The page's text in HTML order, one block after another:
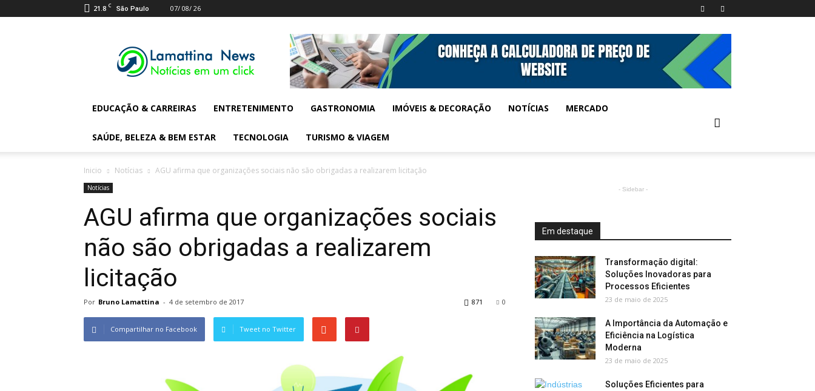
21.8 C São Paulo 07/ 08/ 26
Digital
News
EDUCAÇÃO & CARREIRAS ENTRETENIMENTO GASTRONOMIA IMÓVEIS & DECORAÇÃO NOTÍCIAS MERCADO
SAÚDE, BELEZA & BEM ESTAR TECNOLOGIA TURISMO & VIAGEM
Inicio Notícias AGU afirma que organizações sociais não são obrigadas a realizarem licitação
Notícias
AGU afirma que organizações sociais
não são obrigadas a realizarem
licitação
Por Bruno Lamattina - 4 de setembro de 2017 0
871
Compartilhar no Facebook Tweet no Twitter
- Sidebar -
Em destaque
Transformação digital:
Soluções Inovadoras para
Processos Eficientes
23 de maio de 2025
A Importância da Automação e
Eficiência na Logística
Moderna
23 de maio de 2025
Soluções Eficientes para